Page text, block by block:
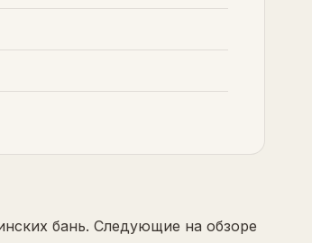
бань. Следующие на обзоре